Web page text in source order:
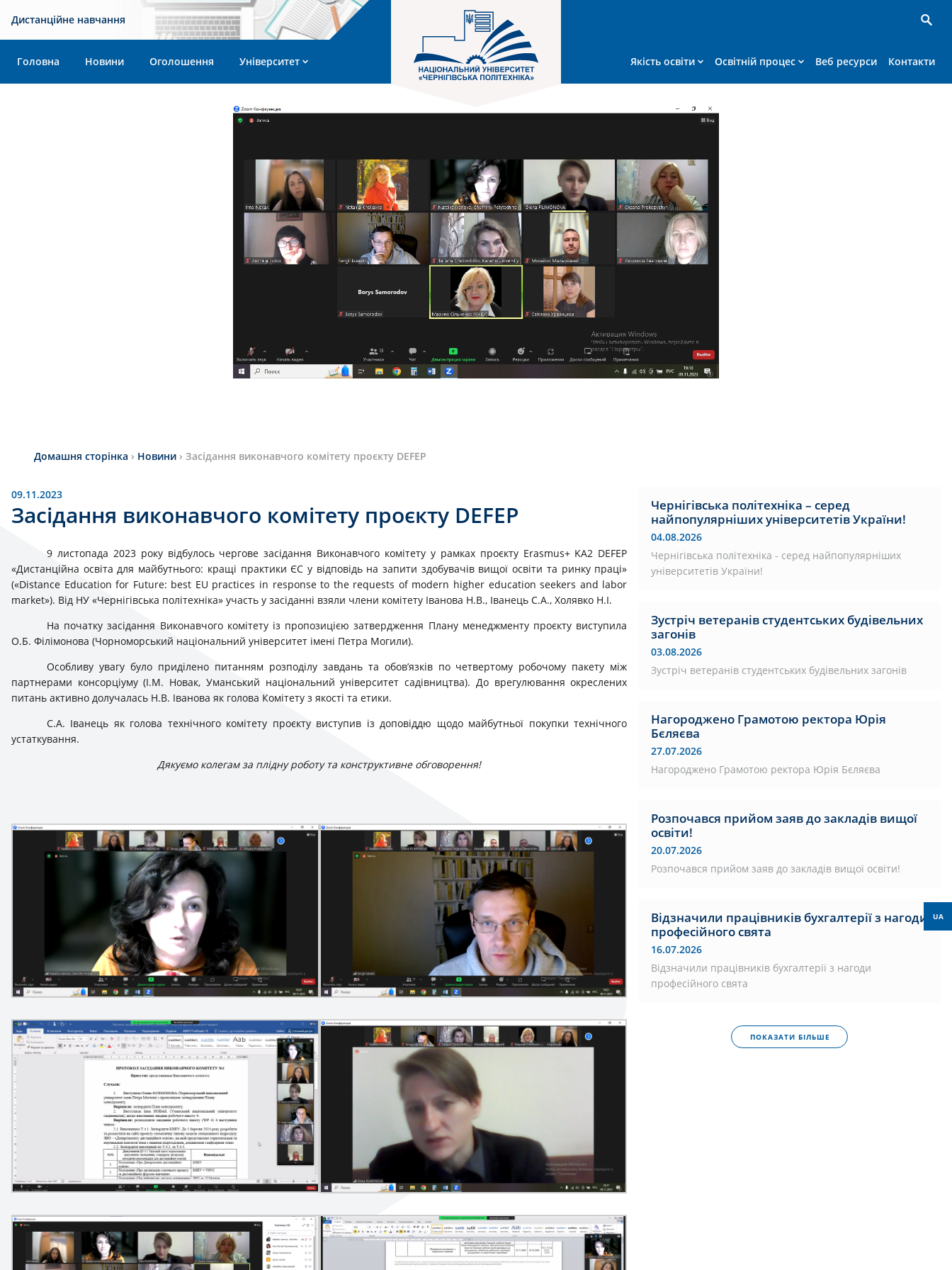
Дистанційне навчання
Головна Новини Оголошення Університет Якість освіти Освітній процес Веб ресурси Контакти
Домашня сторінка › Новини › Засідання виконавчого комітету проєкту DEFEP
09.11.2023
Засідання виконавчого комітету проєкту DEFEP
9 листопада 2023 року відбулось чергове засідання Виконавчого комітету у рамках проєкту Erasmus+ KA2 DEFEP
«Дистанційна освіта для майбутнього: кращі практики ЄС у відповідь на запити здобувачів вищої освіти та ринку праці»
(«Distance Education for Future: best EU practices in response to the requests of modern higher education seekers and labor
market»). Від НУ «Чернігівська політехніка» участь у засіданні взяли члени комітету Іванова Н.В., Іванець С.А., Холявко Н.І.
На початку засідання Виконавчого комітету із пропозицією затвердження Плану менеджменту проєкту виступила
О.Б. Філімонова (Чорноморський національний університет імені Петра Могили).
Особливу увагу було приділено питанням розподілу завдань та обов’язків по четвертому робочому пакету між
партнерами консорціуму (І.М. Новак, Уманський національний університет садівництва). До врегулювання окреслених
питань активно долучалась Н.В. Іванова як голова Комітету з якості та етики.
С.А. Іванець як голова технічного комітету проєкту виступив із доповіддю щодо майбутньої покупки технічного
устаткування.
Дякуємо колегам за плідну роботу та конструктивне обговорення!
Чернігівська політехніка – серед
найпопулярніших університетів України!
04.08.2026
Чернігівська політехніка - серед найпопулярніших
університетів України!
Зустріч ветеранів студентських будівельних
загонів
03.08.2026
Зустріч ветеранів студентських будівельних загонів
Нагороджено Грамотою ректора Юрія
Бєляєва
27.07.2026
Нагороджено Грамотою ректора Юрія Бєляєва
Розпочався прийом заяв до закладів вищої
освіти!
20.07.2026
Розпочався прийом заяв до закладів вищої освіти!
Відзначили працівників бухгалтерії з нагоди
професійного свята
16.07.2026
Відзначили працівників бухгалтерії з нагоди
професійного свята
ПОКАЗАТИ БІЛЬШЕ
UA